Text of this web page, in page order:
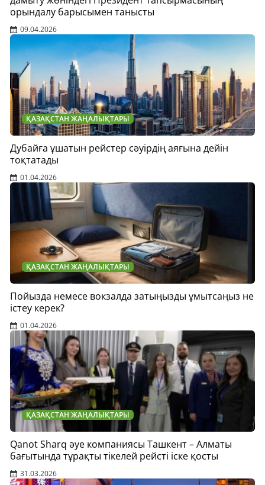
орындалу барысымен танысты
09.04.2026
ҚАЗАҚСТАН ЖАҢАЛЫҚТАРЫ
Дубайға ұшатын рейстер сәуірдің аяғына дейін
тоқтатады
01.04.2026
ҚАЗАҚСТАН ЖАҢАЛЫҚТАРЫ
Пойызда немесе вокзалда затыңызды ұмытсаңыз не
істеу керек?
01.04.2026
ҚАЗАҚСТАН ЖАҢАЛЫҚТАРЫ
Qanot Sharq әуе компаниясы Ташкент – Алматы
бағытында тұрақты тікелей рейсті іске қосты
31.03.2026